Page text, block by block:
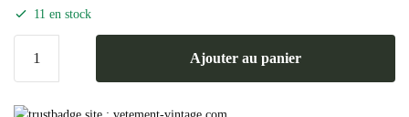
11 en stock
de
Ajouter au panier